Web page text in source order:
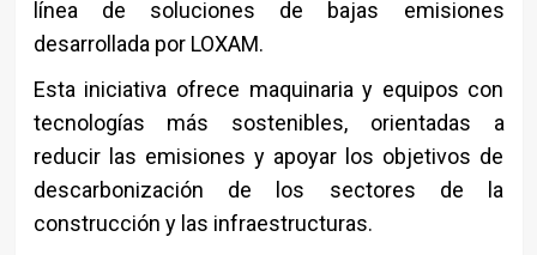
línea de soluciones de bajas emisiones
desarrollada por LOXAM.
Esta iniciativa ofrece maquinaria y equipos con
tecnologías más sostenibles, orientadas a
reducir las emisiones y apoyar los objetivos de
descarbonización de los sectores de la
construcción y las infraestructuras.